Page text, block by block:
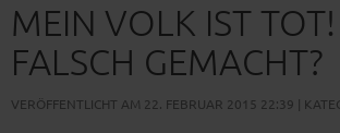
MEIN VOLK IST
FALSCH GEMACHT?
VERÖFFENTLICHT AM 22. FEBRUAR 2015 22:39 |